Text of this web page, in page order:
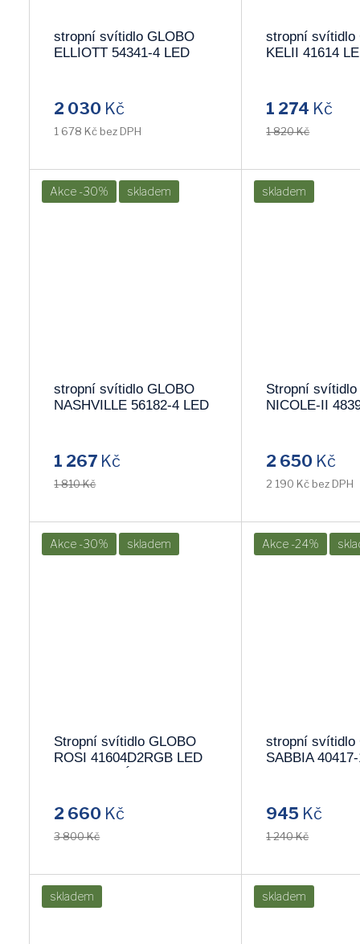
stropní svítidlo GLOBO
ELLIOTT 54341-4 LED
2 030 Kč
1 678 Kč bez DPH
stropní svítidlo
KELII 41614
1 274 Kč
1 820 Kč
Akce -30% skladem
stropní svítidlo GLOBO
NASHVILLE 56182-4 LED
1 267 Kč
1 810 Kč
skladem
Stropní svítidlo
NICOLE-II
2 650 Kč
2 190 Kč bez DPH
Akce -30% skladem
Stropní svítidlo GLOBO
ROSI 41604D2RGB LED
2 660 Kč
3 800 Kč
Akce -24%
stropní svítidlo
SABBIA
945 Kč
1 240 Kč
skladem skladem